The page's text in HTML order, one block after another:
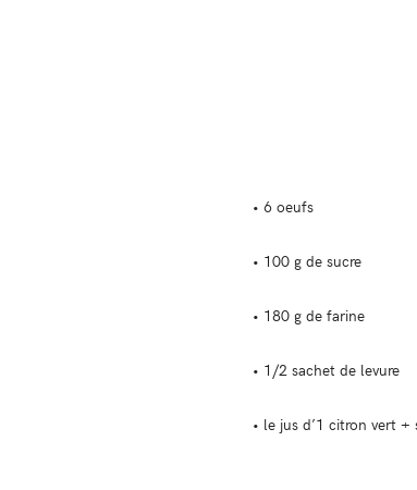
• 6 oeufs
• 100 g de sucre
• 180 g de farine
• 1/2 sachet de levure
• le jus d’1 citron vert +